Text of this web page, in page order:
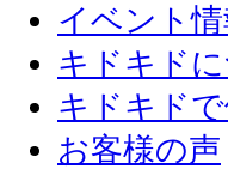
イベント情
キドキド
キドキド
お客様の声